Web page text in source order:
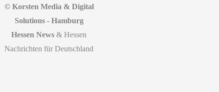
© Korsten Media & Digital
Solutions - Hamburg
Hessen News & Hessen
Nachrichten für Deutschland